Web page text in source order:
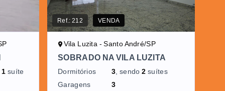
1 suíte
Ref.:212 VENDA
Vila Luzita - Santo André/SP
SOBRADO NA VILA LUZITA
Dormitórios 3, sendo2 suítes
Garagens
3